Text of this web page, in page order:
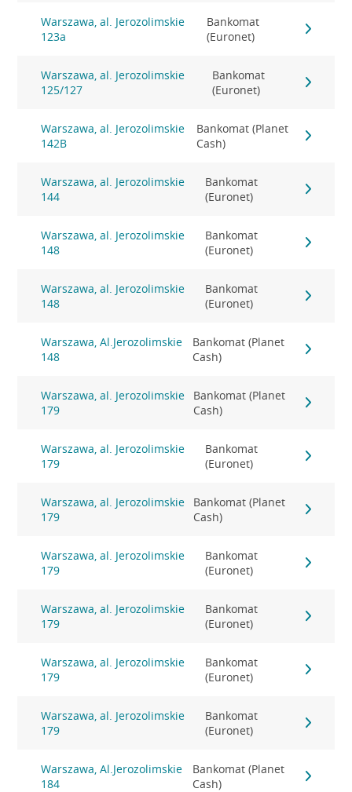
Warszawa, al. Jerozolimskie
123a
Bankomat
(Euronet)
Warszawa, al. Jerozolimskie
125/127
Bankomat
(Euronet)
Warszawa, al. Jerozolimskie
142B
Bankomat (Planet
Cash)
Warszawa, al. Jerozolimskie
144
Bankomat
(Euronet)
Warszawa, al. Jerozolimskie
148
Bankomat
(Euronet)
Warszawa, al. Jerozolimskie
148
Bankomat
(Euronet)
Warszawa, Al.Jerozolimskie
148
Bankomat (Planet
Cash)
Warszawa, al. Jerozolimskie
179
Bankomat (Planet
Cash)
Warszawa, al. Jerozolimskie
179
Bankomat
(Euronet)
Warszawa, al. Jerozolimskie
179
Bankomat (Planet
Cash)
Warszawa, al. Jerozolimskie
179
Bankomat
(Euronet)
Warszawa, al. Jerozolimskie
179
Bankomat
(Euronet)
Warszawa, al. Jerozolimskie
179
Bankomat
(Euronet)
Warszawa, al. Jerozolimskie
179
Bankomat
(Euronet)
Warszawa, Al.Jerozolimskie
184
Bankomat (Planet
Cash)